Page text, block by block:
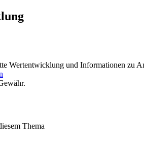
Wertentwicklung und Informationen zu
Thema